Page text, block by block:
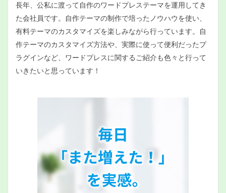
長年、公私に渡って自作のワードプレステーマを運用してき
た会社員です。自作テーマの制作で培ったノウハウを使い、
有料テーマのカスタマイズを楽しみながら行っています。自
作テーマのカスタマイズ方法や、実際に使って便利だったプ
ラグインなど、ワードプレスに関するご紹介も色々と行って
いきたいと思っています！